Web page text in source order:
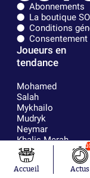
Abonnements
La boutique
Conditions
Consentement
Joueurs en
tendance
Mohamed
Salah
Mykhailo
Mudryk
Neymar
Khalis Merah
Loïs Openda
Moussa
Niakhaté
Accueil Actus